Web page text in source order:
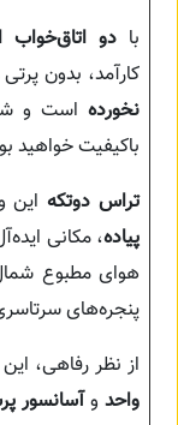
با دو اتاق‌خواب
کارآمد، بدون
نخورده است و
باکیفیت خواهید
تراس دوتکهاین
پیاده، مکانی
هوای مطبوع
پنجره‌های
از نظر رفاهی،
واحدوآسانسور